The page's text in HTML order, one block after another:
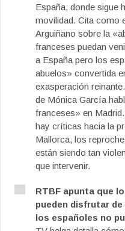
España, donde sigue
movilidad. Cita como
Arguiñano sobre la
franceses puedan
a España pero los
abuelos» convertida
exasperación
de Mónica García
franceses» en
hay críticas hacia la
Mallorca, los
están siendo tan
que intervenir.
RTBF apunta que
pueden disfrutar
los españoles no